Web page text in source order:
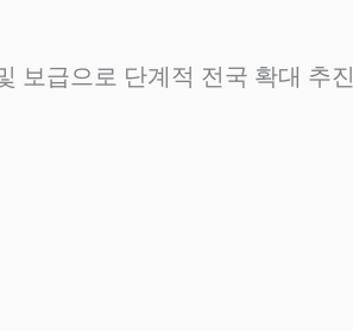
보급으로 단계적 전국 확대 추진